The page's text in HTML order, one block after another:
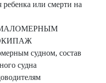
ребенка или смерти на
судном, состав
судна